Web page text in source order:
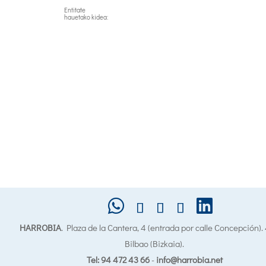
Entitate
hauetako kidea:
HARROBIA. Plaza de la Cantera, 4 (entrada por calle
Bilbao (Bizkaia).
Tel: 94 472 43 66- info@harrobia.net